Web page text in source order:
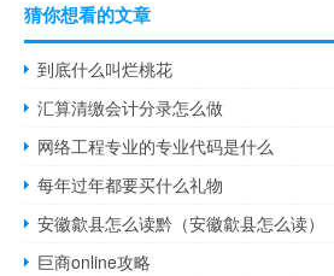
猜你想看的文章
到底什么叫烂桃花
汇算清缴会计分录怎么做
网络工程专业的专业代码是什么
每年过年都要买什么礼物
安徽歙县怎么读黔（安徽歙县怎么读）
巨商online攻略